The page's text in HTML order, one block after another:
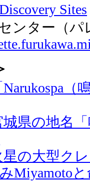
Sites
ンター（
Narukospa
城県の地名
星の大型ク
Miyamoto